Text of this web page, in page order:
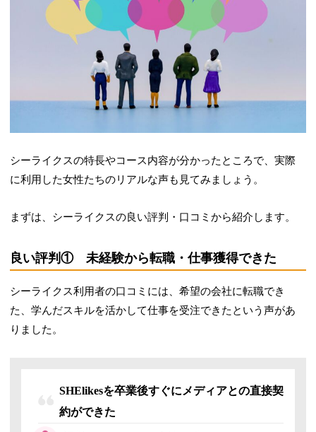
シーライクスの特長やコース内容が分かったところで、実際
に利用した女性たちのリアルな声も見てみましょう。
まずは、シーライクスの良い評判・口コミから紹介します。
良い評判① 未経験から転職・仕事獲得できた
シーライクス利用者の口コミには、希望の会社に転職でき
た、学んだスキルを活かして仕事を受注できたという声があ
りました。
SHElikesを卒業後すぐにメディアとの直接契
約ができた